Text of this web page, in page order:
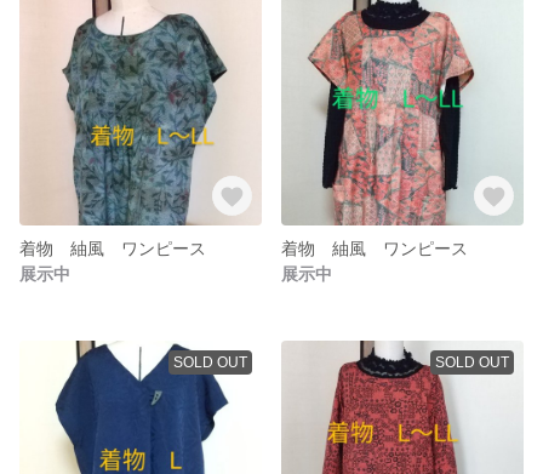
着物 紬風 ワンピース
展示中
着物 紬風 ワンピース
展示中
SOLD OUT SOLD OUT